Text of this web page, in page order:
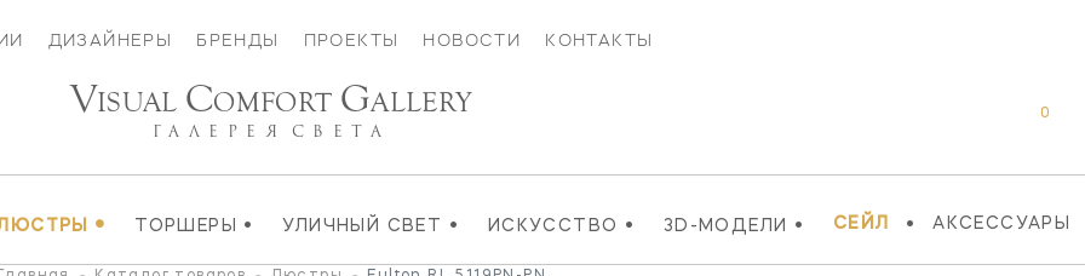
ДИЗАЙНЕРЫ БРЕНДЫ ПРОЕКТЫ НОВОСТИ КОНТАКТЫ
• ТОРШЕРЫ • УЛИЧНЫЙ СВЕТ • ИСКУССТВО • 3D-МОДЕЛИ • СЕЙЛ • АКСЕССУАРЫ
0
VISUAL COMFORT GALLERY
ГАЛЕРЕЯ СВЕТА